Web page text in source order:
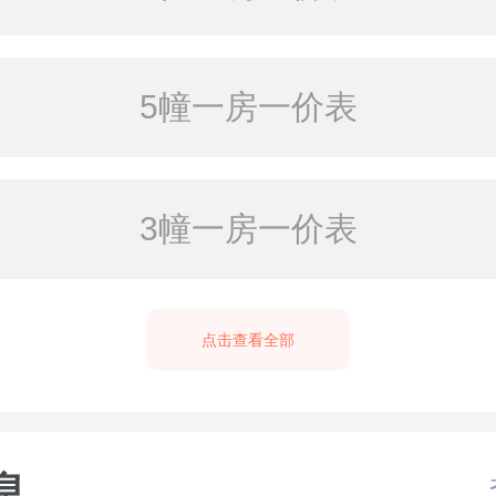
5幢一房一价表
3幢一房一价表
点击查看全部